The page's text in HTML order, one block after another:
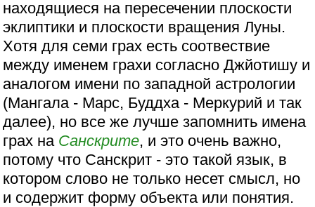
находящиеся на пересечении плоскости
эклиптики и плоскости вращения Луны.
Хотя для семи грах есть соотвествие
между именем грахи согласно Джйотишу и
аналогом имени по западной астрологии
(Мангала - Марс, Буддха - Меркурий и так
далее), но все же лучше запомнить имена
грах на Санскрите, и это очень важно,
потому что Санскрит - это такой язык, в
котором слово не только несет смысл, но
и содержит форму объекта или понятия.